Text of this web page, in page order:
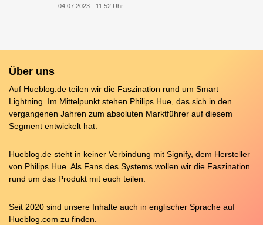
04.07.2023 - 11:52 Uhr
Über uns
Auf Hueblog.de teilen wir die Faszination rund um Smart
Lightning. Im Mittelpunkt stehen Philips Hue, das sich in den
vergangenen Jahren zum absoluten Marktführer auf diesem
Segment entwickelt hat.
Hueblog.de steht in keiner Verbindung mit Signify, dem Hersteller
von Philips Hue. Als Fans des Systems wollen wir die Faszination
rund um das Produkt mit euch teilen.
Seit 2020 sind unsere Inhalte auch in englischer Sprache auf
Hueblog.com zu finden.